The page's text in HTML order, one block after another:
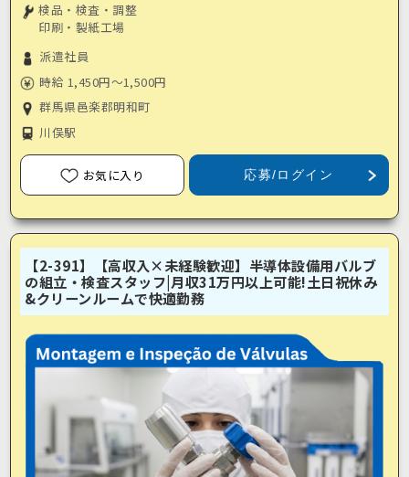
検品・検査・調整
印刷・製紙工場
派遣社員
時給 1,450円～1,500円
群馬県邑楽郡明和町
川俣駅
お気に入り 応募/ログイン
【2-391】【高収入×未経験歓迎】半導体設備用バルブ
の組立・検査スタッフ|月収31万円以上可能!土日祝休み
&クリーンルームで快適勤務